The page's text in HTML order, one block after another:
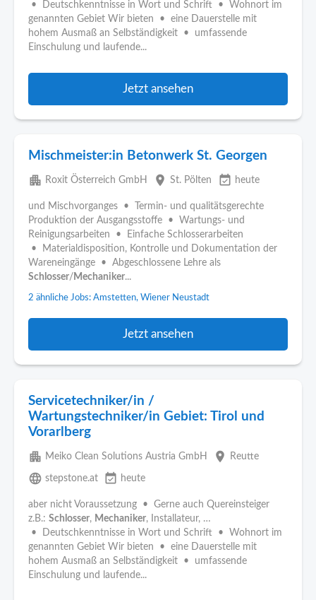
• Deutschkenntnisse in Wort und Schrift • Wohnort im
genannten Gebiet Wir bieten • eine Dauerstelle mit
hohem Ausmaß an Selbständigkeit • umfassende
Einschulung und laufende...
Jetzt ansehen
Mischmeister:in Betonwerk St. Georgen
apartment Roxit Österreich GmbH place St. Pölten event_available heute
und Mischvorganges • Termin- und qualitätsgerechte
Produktion der Ausgangsstoffe • Wartungs- und
Reinigungsarbeiten • Einfache Schlosserarbeiten
• Materialdisposition, Kontrolle und Dokumentation der
Wareneingänge • Abgeschlossene Lehre als
Schlosser/ Mechaniker...
2 ähnliche Jobs: Amstetten, Wiener Neustadt
Jetzt ansehen
Servicetechniker/in /
Wartungstechniker/in Gebiet: Tirol und
Vorarlberg
apartment Meiko Clean Solutions Austria GmbH place Reutte
language stepstone.at event_available heute
aber nicht Voraussetzung • Gerne auch Quereinsteiger
z.B.: Schlosser, Mechaniker, Installateur, …
• Deutschkenntnisse in Wort und Schrift • Wohnort im
genannten Gebiet Wir bieten • eine Dauerstelle mit
hohem Ausmaß an Selbständigkeit • umfassende
Einschulung und laufende...